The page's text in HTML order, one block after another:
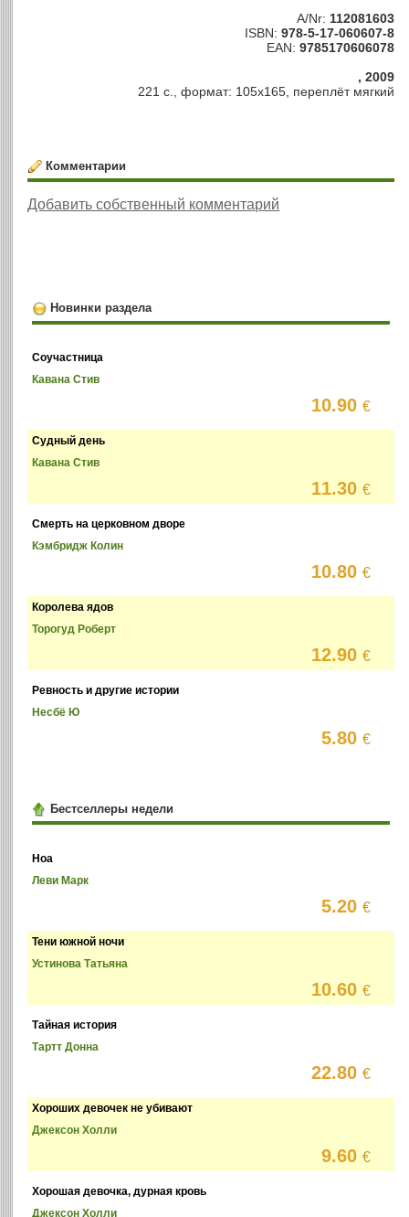
A/Nr: 112081603
ISBN: 978-5-17-060607-8
EAN: 9785170606078
, 2009
221 с., формат: 105х165, переплёт мягкий
Комментарии
Добавить собственный комментарий
Новинки раздела
Соучастница
Кавана Стив
10.90€
Судный день
Кавана Стив
11.30€
Смерть на церковном дворе
Кэмбридж Колин
10.80€
Королева ядов
Торогуд Роберт
12.90€
Ревность и другие истории
Несбё Ю
5.80€
Бестселлеры недели
Ноа
Леви Марк
5.20€
Тени южной ночи
Устинова Татьяна
10.60€
Тайная история
Тартт Донна
22.80€
Хороших девочек не убивают
Джексон Холли
9.60€
Хорошая девочка, дурная кровь
Джексон Холли